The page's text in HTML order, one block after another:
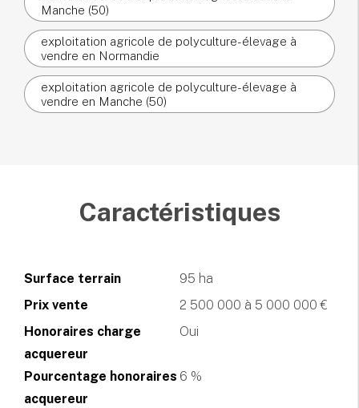
Manche (50)
exploitation agricole de polyculture-élevage à
vendre en Normandie
exploitation agricole de polyculture-élevage à
vendre en Manche (50)
Caractéristiques
Surface terrain
95 ha
Prix vente
2 500 000 à 5 000 000 €
Honoraires charge
acquereur
Oui
Pourcentage honoraires
acquereur
6 %